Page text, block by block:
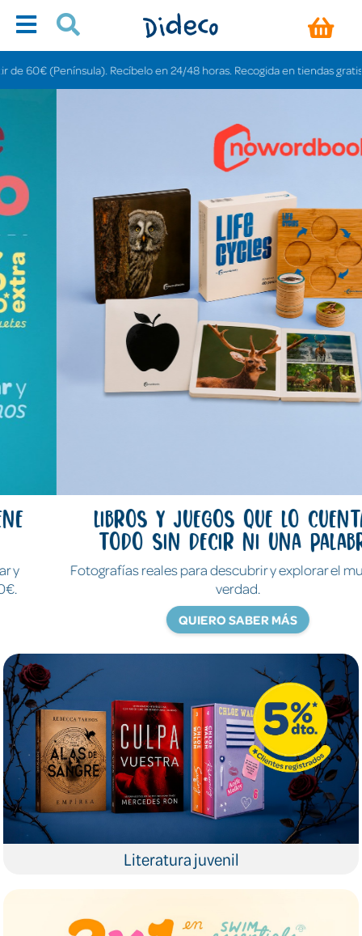
Recíbelo en 24/48 horas. Recogida en tiendas gratis en 3-6 días.
Libros y juegos que lo cuentan
todo sin decir ni una palabra
Fotografías reales para descubrir y explorar el mundo de
QUIERO SABER MÁS
Literatura juvenil